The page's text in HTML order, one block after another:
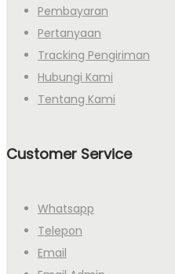
Pembayaran
Pertanyaan
Tracking Pengiriman
Hubungi Kami
Tentang Kami
Customer Service
Whatsapp
Telepon
Email